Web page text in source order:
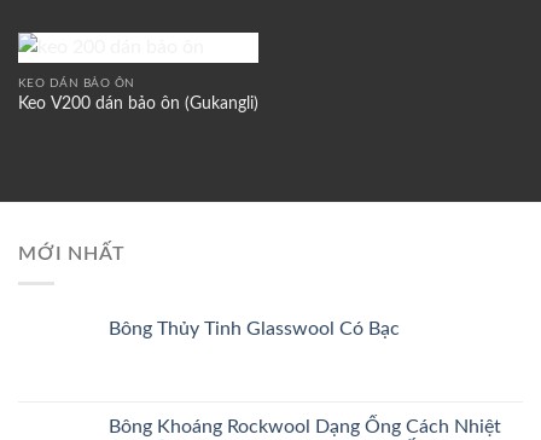
wishlist
KEO DÁN BẢO ÔN
Keo V200 dán bảo ôn (Gukangli)
MỚI NHẤT
Bông Thủy Tinh Glasswool Có Bạc
Bông Khoáng Rockwool Dạng Ống Cách Nhiệt